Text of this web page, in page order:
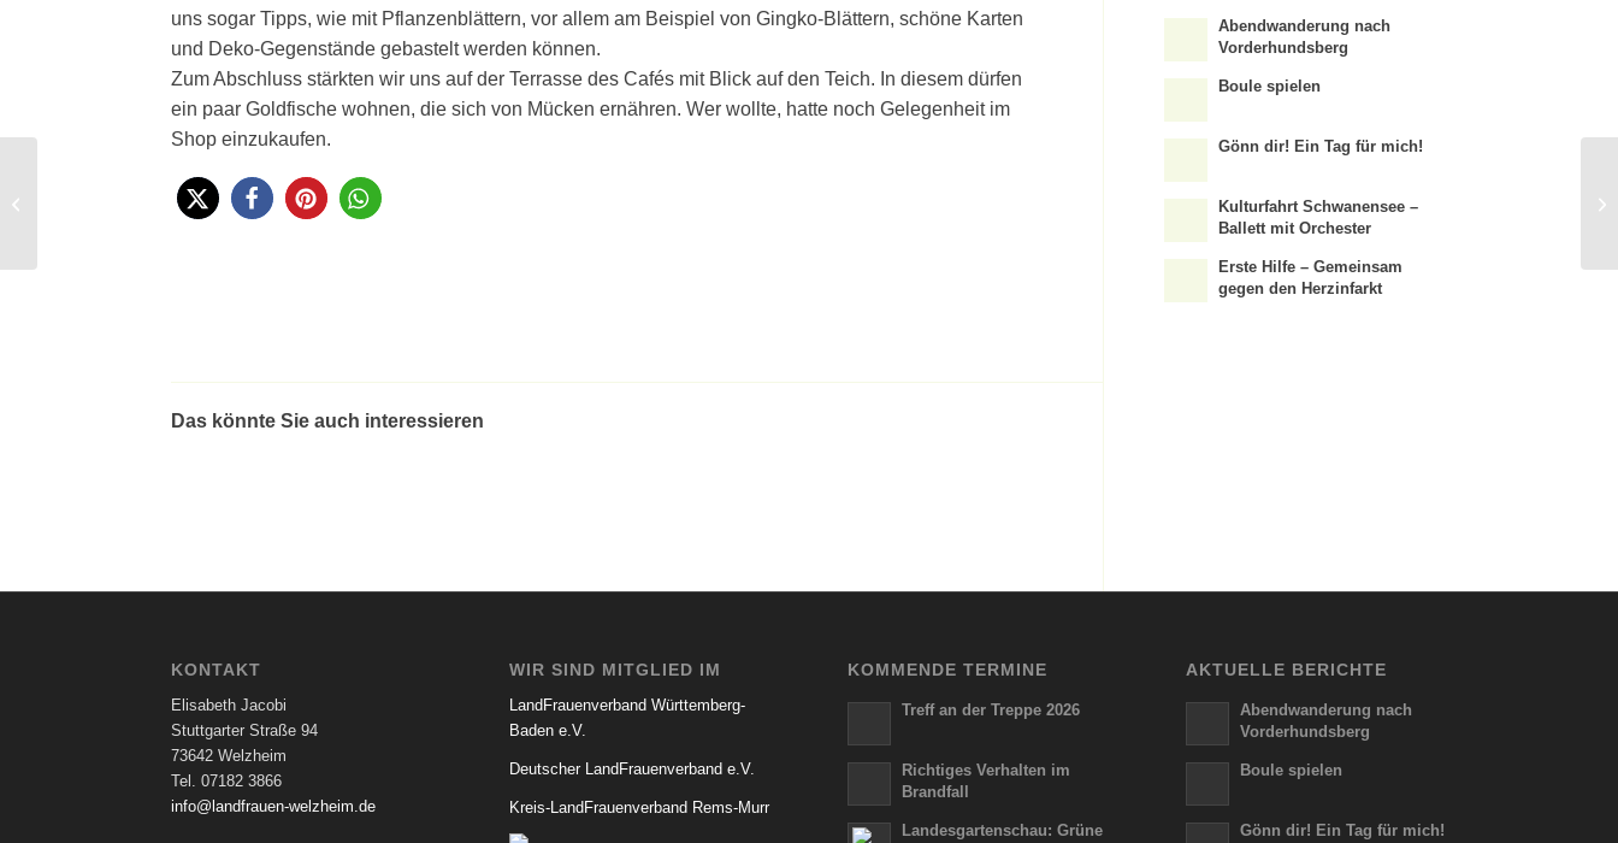
uns sogar Tipps, wie mit Pflanzenblättern, vor allem am Beispiel von Gingko-Blättern, schöne Karten
und Deko-Gegenstände gebastelt werden können.
Zum Abschluss stärkten wir uns auf der Terrasse des Cafés mit Blick auf den Teich. In diesem dürfen
ein paar Goldfische wohnen, die sich von Mücken ernähren. Wer wollte, hatte noch Gelegenheit im
Shop einzukaufen.
Das könnte Sie auch interessieren
Abendwanderung nach
Vorderhundsberg
Boule spielen
Gönn dir! Ein Tag für mich!
Kulturfahrt Schwanensee –
Ballett mit Orchester
Erste Hilfe – Gemeinsam
gegen den Herzinfarkt
KONTAKT
Elisabeth Jacobi
Stuttgarter Straße 94
73642 Welzheim
Tel. 07182 3866
info@landfrauen-welzheim.de
WIR SIND MITGLIED IM
LandFrauenverband Württemberg-
Baden e.V.
Deutscher LandFrauenverband e.V.
Kreis-LandFrauenverband Rems-Murr
KOMMENDE TERMINE
Treff an der Treppe 2026
Richtiges Verhalten im
Brandfall
Landesgartenschau: Grüne
AKTUELLE BERICHTE
Abendwanderung nach
Vorderhundsberg
Boule spielen
Gönn dir! Ein Tag für mich!